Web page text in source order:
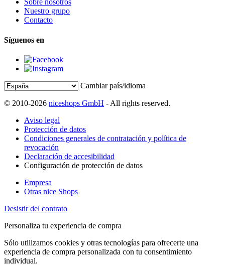
Sobre nosotros
Nuestro grupo
Contacto
Síguenos en
Cambiar país/idioma
© 2010-2026 niceshops GmbH - All rights reserved.
Aviso legal
Protección de datos
Condiciones generales de contratación y política de
revocación
Declaración de accesibilidad
Configuración de protección de datos
Empresa
Otras nice Shops
Desistir del contrato
Personaliza tu experiencia de compra
Sólo utilizamos cookies y otras tecnologías para ofrecerte una
experiencia de compra personalizada con tu consentimiento
individual.